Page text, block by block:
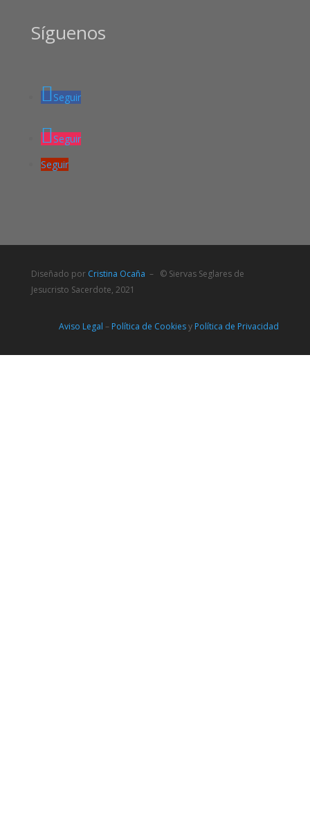
Síguenos
Seguir
Seguir
Seguir
Diseñado por Cristina Ocaña – © Siervas Seglares de
Jesucristo Sacerdote, 2021
Aviso Legal – Política de Cookiesy Política de Privacidad